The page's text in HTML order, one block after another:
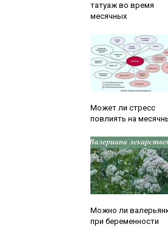
татуаж во время
месячных
Может ли стресс
повлиять на
Можно ли
при беременности